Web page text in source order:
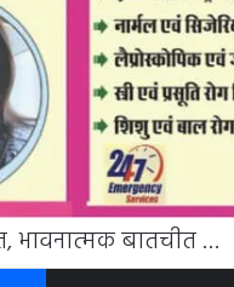
घूंघट की ओट से आत्मनिर्भरता तक: उर्मिला पटेल बनीं ग्रामीण महिला सशक्तिकरण की प्रेरक मिसाल